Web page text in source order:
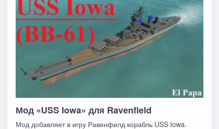
Мод «USS Iowa» для Ravenfield
Мод добавляет в игру Равенфилд корабль USS Iowa.